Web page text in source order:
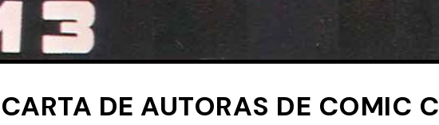
DE AUTORAS DE COMIC